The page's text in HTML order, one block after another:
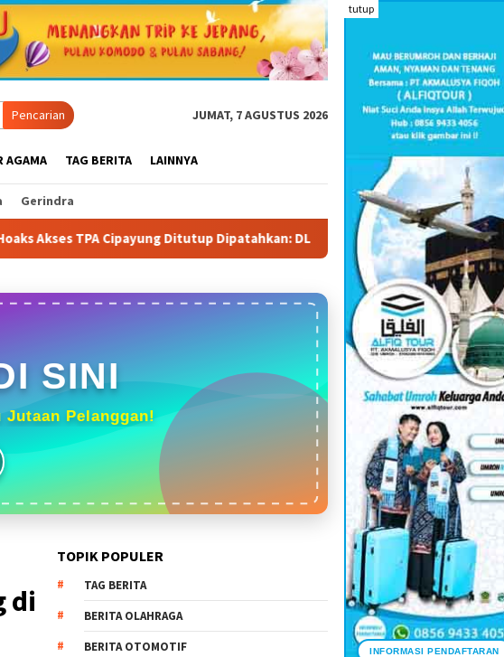
tutup
INFORMASI PENDAFTARAN
Pencarian JUMAT, 7 AGUSTUS 2026
AGAMA TAG BERITA LAINNYA
Gerindra
Ditutup Dipatahkan: DLHK Depok Garansi Pengangkutan Sampah Tetap
SINI
Pelanggan!
di
TOPIK POPULER
TAG BERITA
BERITA OLAHRAGA
BERITA OTOMOTIF